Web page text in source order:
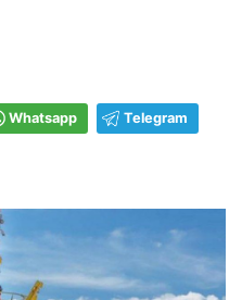
Whatsapp Telegram